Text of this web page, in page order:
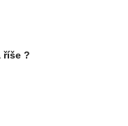
říše ?